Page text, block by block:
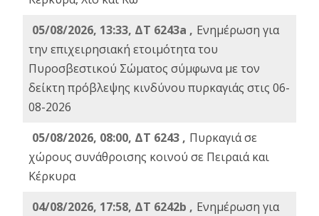
05/08/2026, 13:33, ΔΤ 6243a , Ενημέρωση για
την επιχειρησιακή ετοιμότητα του
Πυροσβεστικού Σώματος σύμφωνα με τον
δείκτη πρόβλεψης κινδύνου πυρκαγιάς στις 06-
08-2026
05/08/2026, 08:00, ΔΤ 6243 , Πυρκαγιά σε
χώρους συνάθροισης κοινού σε Πειραιά και
Κέρκυρα
04/08/2026, 17:58, ΔΤ 6242b , Ενημέρωση για